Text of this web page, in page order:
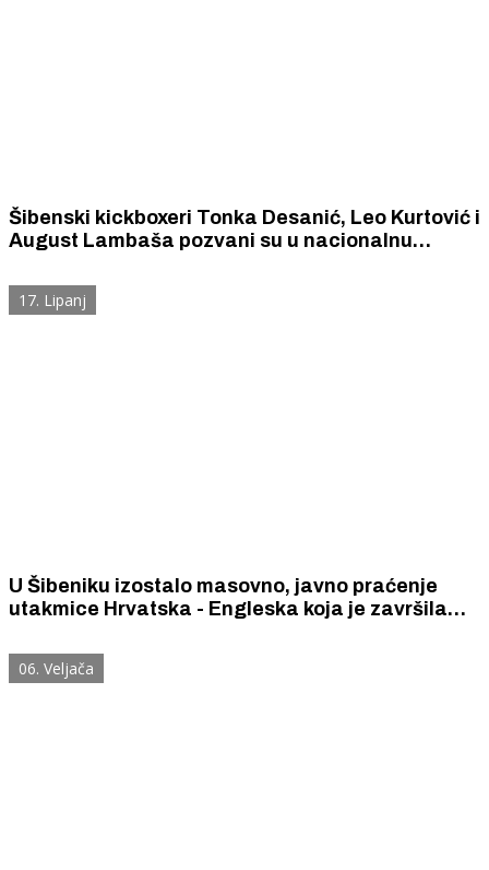
Šibenski kickboxeri Tonka Desanić, Leo Kurtović i
August Lambaša pozvani su u nacionalnu
Svjetskom prvenstvu za juniore i kadete u Italiji.
17. Lipanj
U Šibeniku izostalo masovno, javno praćenje
utakmice Hrvatska - Engleska koja je završila
06. Veljača